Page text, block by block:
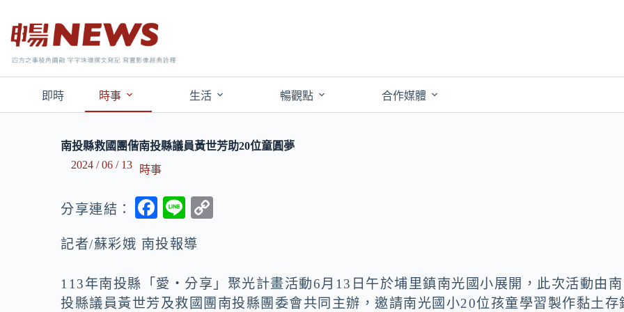
即時 時事 生活 暢觀點 合作媒體
南投縣救國團偕南投縣議員黃世芳助20位童圓夢
2024 / 06 / 13
時事
分享連結：
F
e
b
o
Li
e
y
Li
記者/蘇彩娥 南投報導
113年南投縣「愛‧分享」聚光計畫活動6月13日午於埔里鎮南光國小展開，此次活動由南
投縣議員黃世芳及救國團南投縣團委會共同主辦，邀請南光國小20位孩童學習製作黏土存